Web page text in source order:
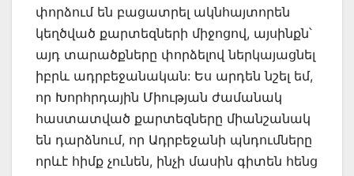
փորձում են բացատրել ակնհայտորեն
կեղծված քարտեզների միջոցով, այսինքն՝
այդ տարածքները փորձելով ներկայացնել
իբրև ադրբեջանական: Ես արդեն նշել եմ,
որ Խորհրդային Միության ժամանակ
հաստատված քարտեզները միանշանակ
են դարձնում, որ Ադրբեջանի պնդումները
որևէ հիմք չունեն, ինչի մասին գիտեն հենց